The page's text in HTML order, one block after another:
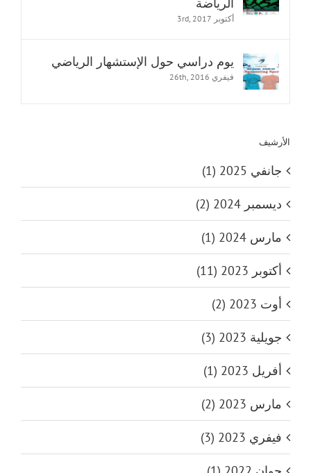
الرياضة
أكتوبر 3rd, 2017
يوم دراسي حول الإستشهار الرياضي
فيفري 26th, 2016
الأرشيف
جانفي 2025 (1)
ديسمبر 2024 (2)
مارس 2024 (1)
أكتوبر 2023 (11)
أوت 2023 (2)
جويلية 2023 (3)
أفريل 2023 (1)
مارس 2023 (2)
فيفري 2023 (3)